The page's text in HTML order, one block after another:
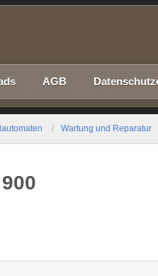
AGB
Wartung und Reparatur